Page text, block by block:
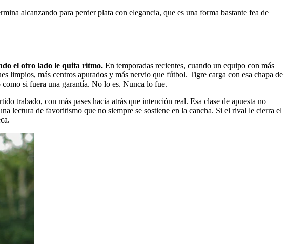
alcanzando para perder plata con elegancia, que es una forma bastante fea de
el otro lado le quita ritmo. En temporadas recientes, cuando un equipo con más
limpios, más centros apurados y más nervio que fútbol. Tigre carga con esa chapa de
si fuera una garantía. No lo es. Nunca lo fue.
trabado, con más pases hacia atrás que intención real. Esa clase de apuesta no
lectura de favoritismo que no siempre se sostiene en la cancha. Si el rival le cierra el